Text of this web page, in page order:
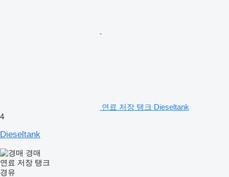
연료 저장 탱크 Dieseltank
4
Dieseltank
경매
연료 저장 탱크
경유